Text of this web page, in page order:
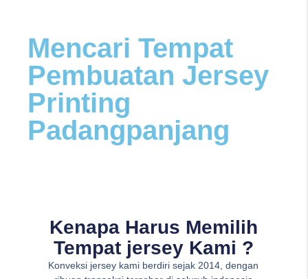
Mencari Tempat
Pembuatan Jersey
Printing
Padangpanjang
Kenapa Harus Memilih
Tempat jersey Kami ?
Konveksi jersey kami berdiri sejak 2014, dengan